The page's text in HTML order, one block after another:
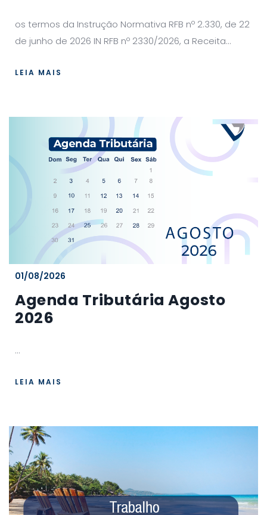
os termos da Instrução Normativa RFB nº 2.330, de 22
de junho de 2026 IN RFB nº 2330/2026, a Receita...
LEIA MAIS
01/08/2026
Agenda Tributária Agosto
2026
...
LEIA MAIS